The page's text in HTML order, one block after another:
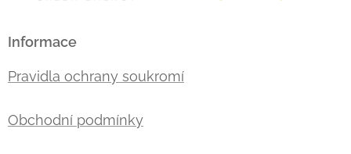
Informace
Pravidla ochrany soukromí
Obchodní podmínky